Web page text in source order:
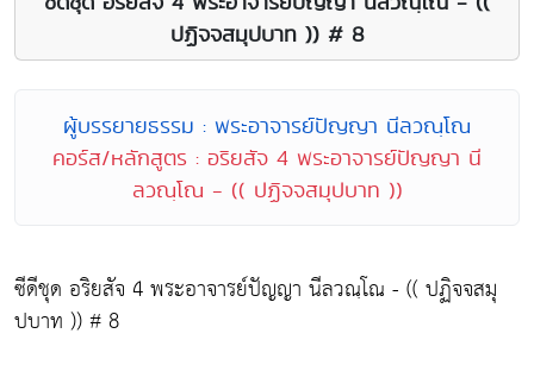
ปฏิจจสมุปบาท )) # 8
ผู้บรรยายธรรม : พระอาจารย์ปัญญา นีลวณฺโณ
คอร์ส/หลักสูตร : อริยสัจ 4 พระอาจารย์ปัญญา นี
ลวณฺโณ - (( ปฏิจจสมุปบาท ))
ซีดีชุด อริยสัจ 4 พระอาจารย์ปัญญา นีลวณฺโณ - (( ปฏิจจสมุ
ปบาท )) # 8